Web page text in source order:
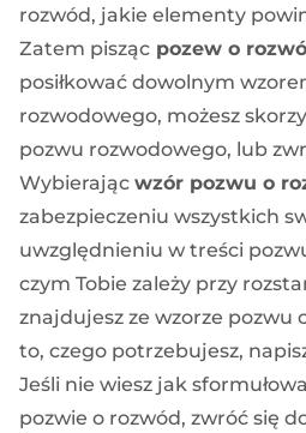
rozwód, jakie elementy
Zatem pisząc pozew o
posiłkować dowolnym
rozwodowego, możesz
pozwu rozwodowego, lub
Wybierając wzór pozwu o
zabezpieczeniu wszystkich
uwzględnieniu w treści
czym Tobie zależy przy
znajdujesz ze wzorze pozwu
to, czego potrzebujesz,
Jeśli nie wiesz jak
pozwie o rozwód, zwróć się